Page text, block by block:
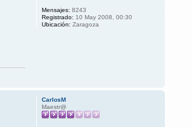
Mensajes: 8243
Registrado: 10 May 2008, 00:30
Ubicación: Zaragoza
CarlosM
Maestr@